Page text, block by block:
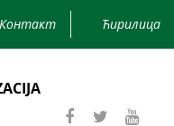
Контакт Ћирилица